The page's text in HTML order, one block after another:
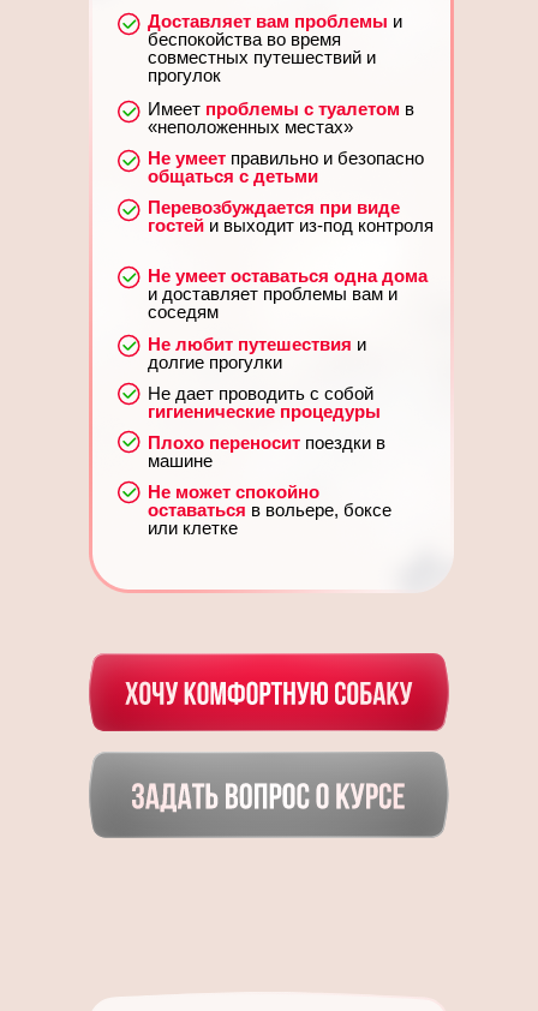
Доставляет вам проблемы и
беспокойства во время
совместных путешествий и
прогулок
Имеет проблемы с туалетом в
«неположенных местах»
Не умеет правильно и безопасно
общаться с детьми
Перевозбуждается при виде
гостей и выходит из-под контроля
Не умеет оставаться одна дома
и доставляет проблемы вам и
соседям
Не любит путешествия и
долгие прогулки
Не дает проводить с собой
гигиенические процедуры
Плохо переносит поездки в
машине
Не может спокойно
оставаться в вольере, боксе
или клетке